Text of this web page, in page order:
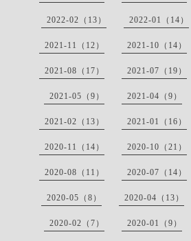
2022-02（13） 2022-01（14）
2021-11（12） 2021-10（14）
2021-08（17） 2021-07（19）
2021-05（9） 2021-04（9）
2021-02（13） 2021-01（16）
2020-11（14） 2020-10（21）
2020-08（11） 2020-07（14）
2020-05（8） 2020-04（13）
2020-02（7） 2020-01（9）